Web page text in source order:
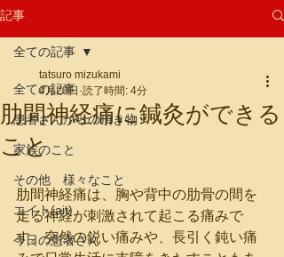
記事
全ての記事
患者さんからの頂き物
家族のこと
その他 様々なこと
エイト(ait)
今日の患者さん
全ての記事
肋間神経痛に鍼灸ができる
こと
tatsuro mizukami
4月20日 読了時間: 4分
肋間神経痛は、胸や背中の肋骨の間を
走る神経が刺激されて起こる痛みで
す。突然の鋭い痛みや、長引く鈍い痛